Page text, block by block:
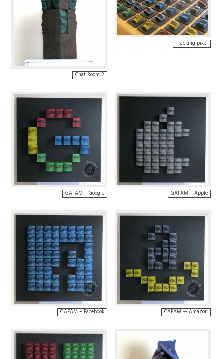
Chat Room 2
Tracking pixel
GAFAM – Google GAFAM – Apple
GAFAM – Facebook GAFAM — Amazon